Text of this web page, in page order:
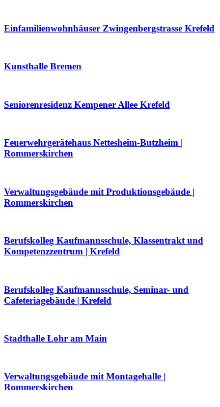
Einfamilienwohnhäuser Zwingenbergstrasse Krefeld
Kunsthalle Bremen
Seniorenresidenz Kempener Allee Krefeld
Feuerwehrgerätehaus Nettesheim-Butzheim |
Rommerskirchen
Verwaltungsgebäude mit Produktionsgebäude |
Rommerskirchen
Berufskolleg Kaufmannsschule, Klassentrakt und
Kompetenzzentrum | Krefeld
Berufskolleg Kaufmannsschule, Seminar- und
Cafeteriagebäude | Krefeld
Stadthalle Lohr am Main
Verwaltungsgebäude mit Montagehalle |
Rommerskirchen